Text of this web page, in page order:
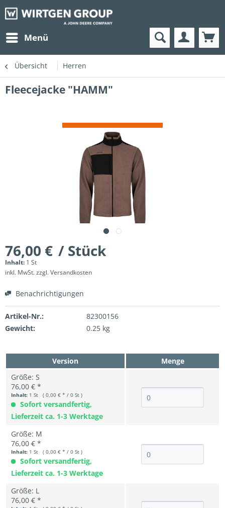
Menü
Übersicht Herren
Fleecejacke "HAMM"
76,00 € / Stück
Inhalt: 1 St
inkl. MwSt.zzgl. Versandkosten
Benachrichtigungen
Artikel-Nr.:
82300156
Gewicht:
0.25 kg
Version
Menge
Größe: S
76,00 € *
Inhalt: 1 St ( 0,00 € * / 0 St )
Sofort versandfertig,
Lieferzeit ca. 1-3 Werktage
Größe: M
76,00 € *
Inhalt: 1 St ( 0,00 € * / 0 St )
Sofort versandfertig,
Lieferzeit ca. 1-3 Werktage
Größe: L
76,00 € *